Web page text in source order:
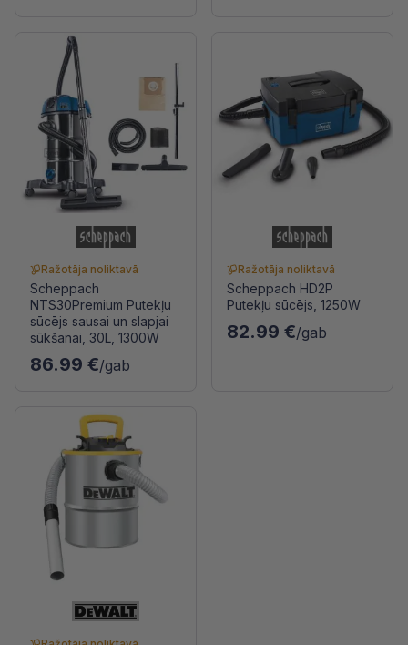
Ražotāja noliktavā
Scheppach
NTS30Premium Putekļu
sūcējs sausai un slapjai
sūkšanai, 30L, 1300W
86.99 €/gab
Ražotāja noliktavā
Scheppach HD2P
Putekļu sūcējs, 1250W
82.99 €/gab